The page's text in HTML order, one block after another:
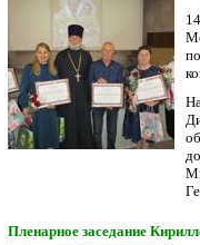
Пленарное заседание